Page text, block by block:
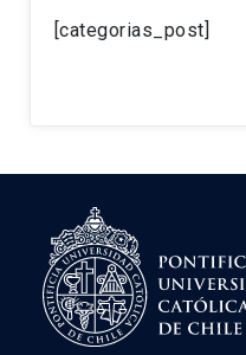
[categorias_post]